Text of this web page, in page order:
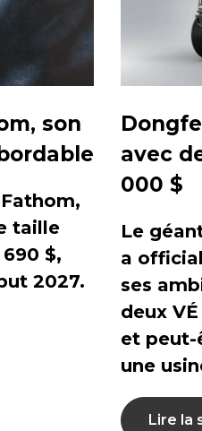
son
taille
$,
2027.
avec
000 $
Le
a
ses
deux
et peut-
une
Lire la